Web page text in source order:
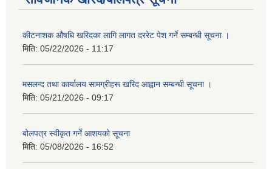
कीटनाशक औषधि खरिदका लागि लागत दररेट पेश गर्ने सम्बन्धी सूचना ।
मिति: 05/22/2026 - 11:17
मसलन्द तथा कार्यालय सामग्रीहरू खरिद आह्वान सम्बन्धी सूचना ।
मिति: 05/21/2026 - 09:17
बोलपत्र स्वीकृत गर्ने आशयको सूचना
मिति: 05/08/2026 - 16:52